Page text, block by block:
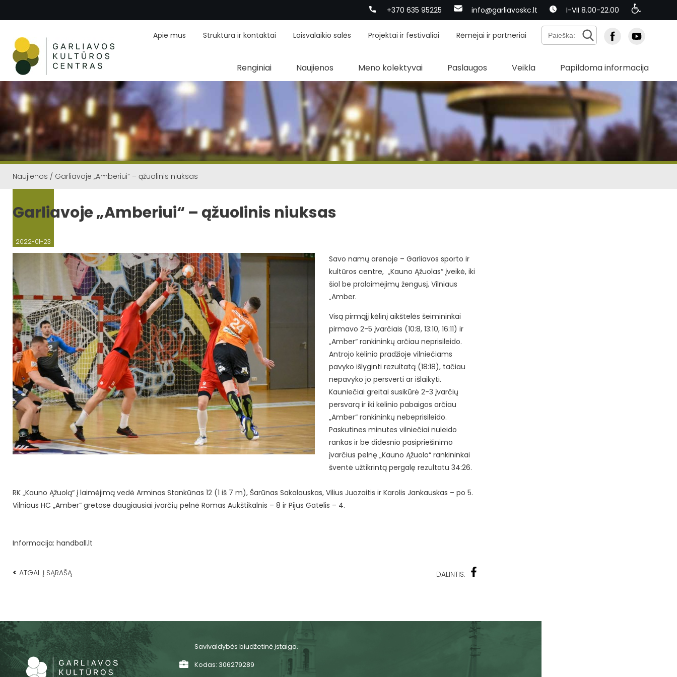
+370 635 95225 info@garliavoskc.lt I-VII 8.00-22.00
Apie mus Struktūra ir kontaktai Laisvalaikio salės Projektai ir festivaliai Rėmėjai ir partneriai
Renginiai Naujienos Meno kolektyvai Paslaugos Veikla Papildoma informacija
Naujienos / Garliavoje „Amberiui“ – ąžuolinis niuksas
Garliavoje „Amberiui“ – ąžuolinis niuksas
2022-01-23
Savo namų arenoje – Garliavos sporto ir
kultūros centre, „Kauno Ąžuolas“ įveikė, iki
šiol be pralaimėjimų žengusį, Vilniaus
„Amber.
Visą pirmąjį kėlinį aikštelės šeimininkai
pirmavo 2-5 įvarčiais (10:8, 13:10, 16:11) ir
„Amber“ rankininkų arčiau neprisileido.
Antrojo kėlinio pradžioje vilniečiams
pavyko išlyginti rezultatą (18:18), tačiau
nepavyko jo persverti ar išlaikyti.
Kauniečiai greitai susikūrė 2-3 įvarčių
persvarą ir iki kėlinio pabaigos arčiau
„Amber“ rankininkų nebeprisileido.
Paskutines minutes vilniečiai nuleido
rankas ir be didesnio pasipriešinimo
įvarčius pelnę „Kauno Ąžuolo“ rankininkai
šventė užtikrintą pergalę rezultatu 34:26.
RK „Kauno Ąžuolą“ į laimėjimą vedė Arminas Stankūnas 12 (1 iš 7 m), Šarūnas Sakalauskas, Vilius Juozaitis ir Karolis Jankauskas – po 5.
Vilniaus HC „Amber“ gretose daugiausiai įvarčių pelnė Romas Aukštikalnis – 8 ir Pijus Gatelis – 4.
Informacija: handball.lt
< ATGAL Į SĄRAŠĄ DALINTIS:
Savivaldybės biudžetinė įstaiga.
Kodas: 306279289